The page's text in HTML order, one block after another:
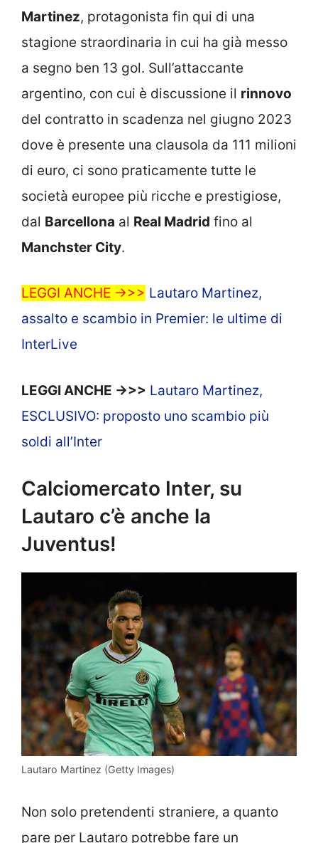
Martinez, protagonista fin qui di una
stagione straordinaria in cui ha già messo
a segno ben 13 gol. Sull’attaccante
argentino, con cui è discussione il rinnovo
del contratto in scadenza nel giugno 2023
dove è presente una clausola da 111 milioni
di euro, ci sono praticamente tutte le
società europee più ricche e prestigiose,
dal Barcellona al Real Madrid fino al
Manchster City.
LEGGI ANCHE ->>> Lautaro Martinez,
assalto e scambio in Premier: le ultime di
InterLive
LEGGI ANCHE ->>> Lautaro Martinez,
ESCLUSIVO: proposto uno scambio più
soldi all’Inter
Calciomercato Inter, su
Lautaro c’è anche la
Juventus!
Lautaro Martinez (Getty Images)
Non solo pretendenti straniere, a quanto
pare per Lautaro potrebbe fare un